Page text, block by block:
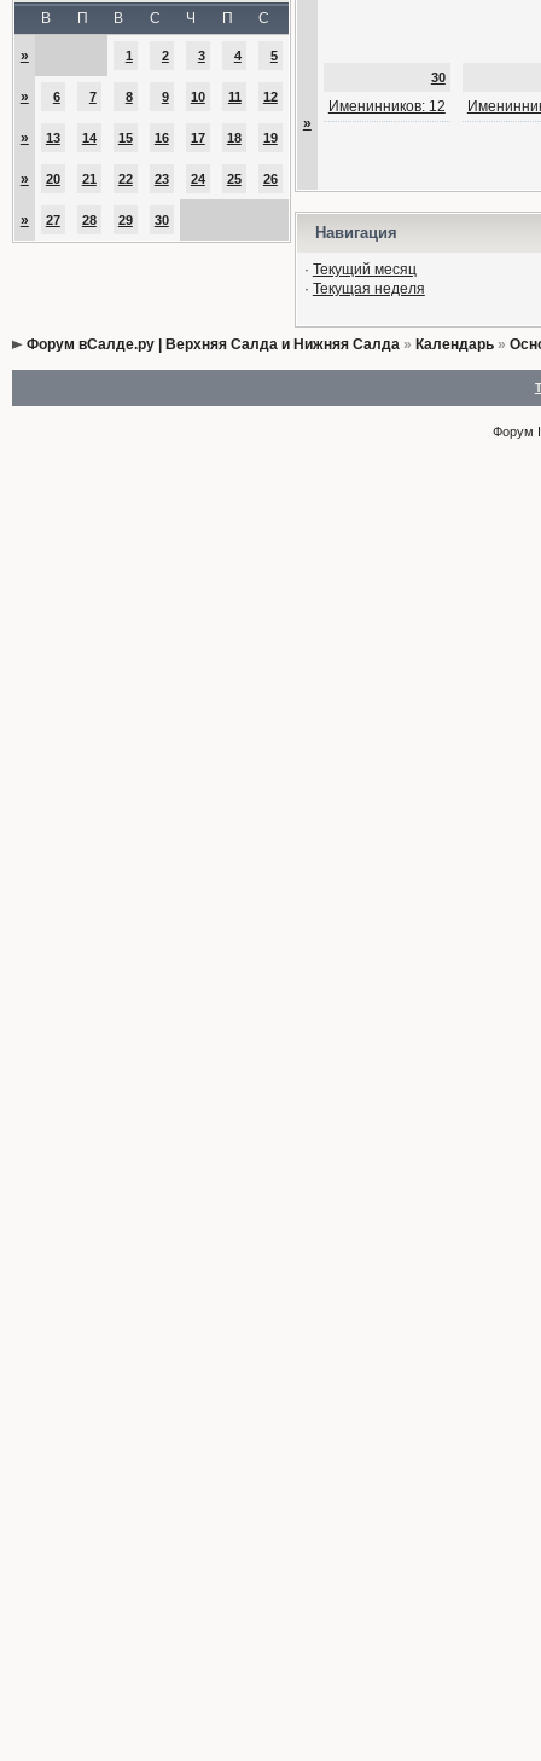
В П В С Ч П С
» 1 2 3 4 5
» 6 7 8 9 10 11 12
» 13 14 15 16 17 18 19
» 20 21 22 23 24 25 26
» 27 28 29 30
»
30
Именинников: 12
Навигация
· Текущий месяц
· Текущая неделя
Форум вСалде.ру | Верхняя Салда и Нижняя Салда» Календарь»
Форум